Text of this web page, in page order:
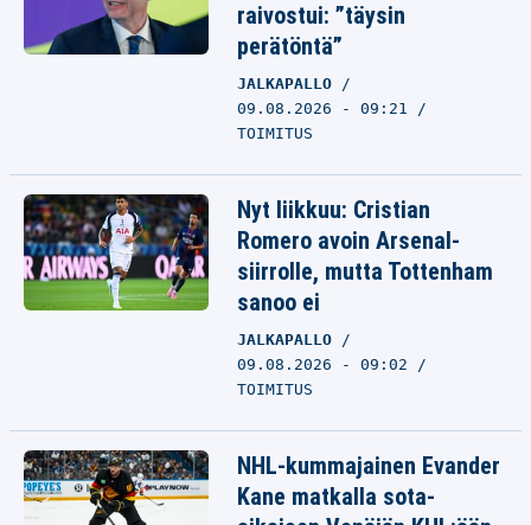
raivostui: ”täysin
perätöntä”
JALKAPALLO
09.08.2026 - 09:21
TOIMITUS
Nyt liikkuu: Cristian
Romero avoin Arsenal-
siirrolle, mutta Tottenham
sanoo ei
JALKAPALLO
09.08.2026 - 09:02
TOIMITUS
NHL-kummajainen Evander
Kane matkalla sota-